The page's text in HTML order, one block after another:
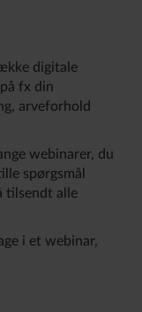
digitale
fx din
arveforhold
webinarer, du
spørgsmål
tilsendt alle
i et webinar,